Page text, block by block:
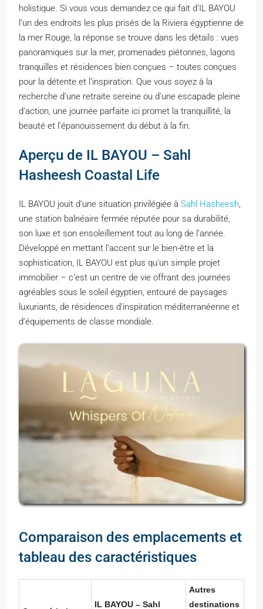
holistique. Si vous vous demandez ce qui fait d’IL BAYOU
l’un des endroits les plus prisés de la Riviera égyptienne de
la mer Rouge, la réponse se trouve dans les détails : vues
panoramiques sur la mer, promenades piétonnes, lagons
tranquilles et résidences bien conçues – toutes conçues
pour la détente et l’inspiration. Que vous soyez à la
recherche d’une retraite sereine ou d’une escapade pleine
d’action, une journée parfaite ici promet la tranquillité, la
beauté et l’épanouissement du début à la fin.
Aperçu de IL BAYOU – Sahl
Hasheesh Coastal Life
IL BAYOU jouit d’une situation privilégiée à Sahl Hasheesh,
une station balnéaire fermée réputée pour sa durabilité,
son luxe et son ensoleillement tout au long de l’année.
Développé en mettant l’accent sur le bien-être et la
sophistication, IL BAYOU est plus qu’un simple projet
immobilier – c’est un centre de vie offrant des journées
agréables sous le soleil égyptien, entouré de paysages
luxuriants, de résidences d’inspiration méditerranéenne et
d’équipements de classe mondiale.
Comparaison des emplacements et
tableau des caractéristiques
IL BAYOU – Sahl
Autres
destinations